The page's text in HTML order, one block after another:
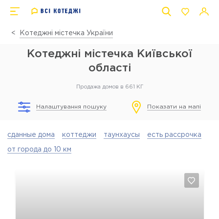
Котеджні містечка України
Котеджні містечка Київської
області
Продажа домов в 661 КГ
Налаштування пошуку Показати на мапі
сданные дома коттеджи таунхаусы есть рассрочка
от города до 10 км